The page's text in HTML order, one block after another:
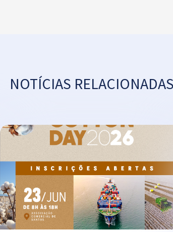
NOTÍCIAS RELACIONADAS